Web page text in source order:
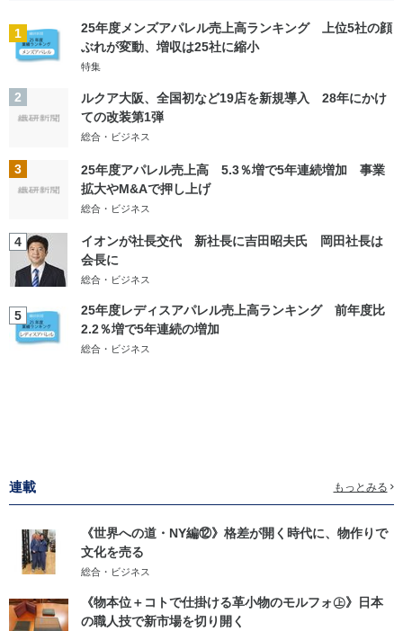
1
25年度メンズアパレル売上高ランキング 上位5社の顔
ぶれが変動、増収は25社に縮小
特集
2
ルクア大阪、全国初など19店を新規導入 28年にかけ
ての改装第1弾
総合・ビジネス
3
25年度アパレル売上高 5.3％増で5年連続増加 事業
拡大やM&Aで押し上げ
総合・ビジネス
4
イオンが社長交代 新社長に吉田昭夫氏 岡田社長は
会長に
総合・ビジネス
5
25年度レディスアパレル売上高ランキング 前年度比
2.2％増で5年連続の増加
総合・ビジネス
連載 もっとみる
《世界への道・NY編⑫》格差が開く時代に、物作りで
文化を売る
総合・ビジネス
《物本位＋コトで仕掛ける革小物のモルフォ㊤》日本
の職人技で新市場を切り開く